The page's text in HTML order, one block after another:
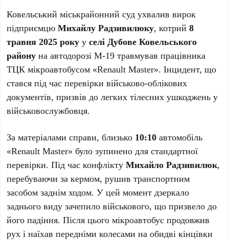
Ковельський міськрайонний суд ухвалив вирок
підприємцюМихайлу Радзивилюку, котрий8
травня 2025 року уселі Дубове Ковельського
району на автодорозі М-19 травмував працівника
ТЦК мікроавтобусом «Renault Master». Інцидент, що
стався під час перевірки військово-облікових
документів, призвів до легких тілесних ушкоджень у
військовослужбовця.
За матеріалами справи, близько 10:10 автомобіль
«Renault Master» було зупинено для стандартної
перевірки. Під час конфліктуМихайло Радзивилюк,
перебуваючи за кермом, рушив транспортним
засобом заднім ходом. У цей момент дзеркало
заднього виду зачепило військового, що призвело до
його падіння. Після цього мікроавтобус продовжив
рух і наїхав передніми колесами на обидві кінцівки